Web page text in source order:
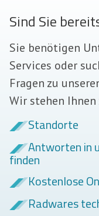
Sind Sie
Sie benötigen
Services oder
Fragen zu
Wir stehen Ihnen
Standorte
Antworten in
finden
Kostenlose
Radwares